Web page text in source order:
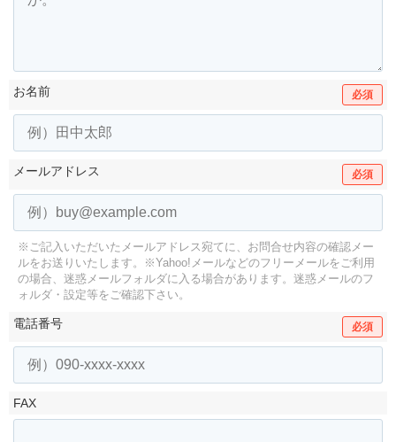
お名前 必須
メールアドレス 必須
※ご記入いただいたメールアドレス宛てに、お問合せ内容の確認メー
ルをお送りいたします。
※Yahoo!メールなどのフリーメールをご利用
の場合、迷惑メールフォルダに入る場合があります。 迷惑メールのフ
ォルダ・設定等をご確認下さい。
電話番号 必須
FAX